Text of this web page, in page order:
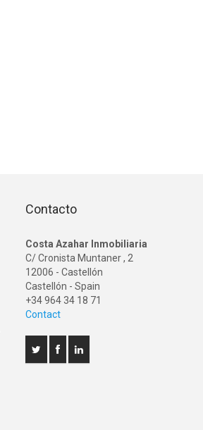
Contacto
Costa Azahar Inmobiliaria
C/ Cronista Muntaner , 2
12006 - Castellón
Castellón - Spain
+34 964 34 18 71
Contact